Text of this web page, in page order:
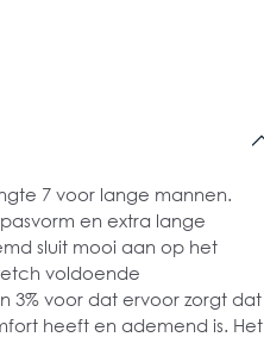
7 voor lange mannen.
en extra lange
sluit mooi aan op het
voldoende
3% voor dat ervoor zorgt dat
heeft en ademend is. Het